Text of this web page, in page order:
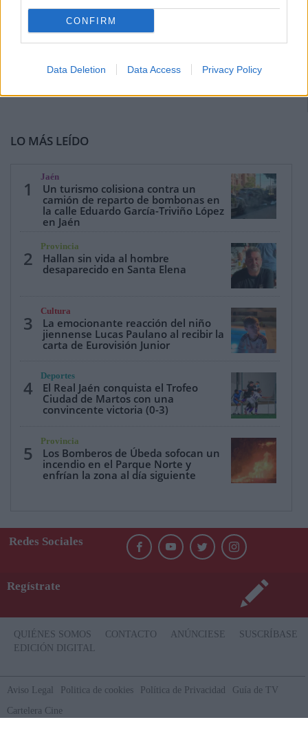
CONFIRM
Data Deletion Data Access Privacy Policy
LO MÁS LEÍDO
1
Jaén
Un turismo colisiona contra un
camión de reparto de bombonas en
la calle Eduardo García-Triviño López
en Jaén
2
Provincia
Hallan sin vida al hombre
desaparecido en Santa Elena
3
Cultura
La emocionante reacción del niño
jiennense Lucas Paulano al recibir la
carta de Eurovisión Junior
4
Deportes
El Real Jaén conquista el Trofeo
Ciudad de Martos con una
convincente victoria (0-3)
5
Provincia
Los Bomberos de Úbeda sofocan un
incendio en el Parque Norte y
enfrían la zona al día siguiente
Redes Sociales
Regístrate
QUIÉNES SOMOS CONTACTO ANÚNCIESE
SUSCRÍBASE
EDICIÓN DIGITAL
Aviso Legal Politica de cookies Política de Privacidad
Guía de TV
Cartelera Cine